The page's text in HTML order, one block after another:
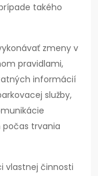
takého
zmeny v
pravidlami,
informácií
služby,
počas trvania
vlastnej činnosti